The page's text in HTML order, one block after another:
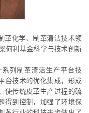
革化学、制革清洁技术领
何利基金科学与技术创新
列制革清洁生产平台技
台技术的优化集成，形成
使传统皮革生产过程的硫
得到控制，加强了环境保